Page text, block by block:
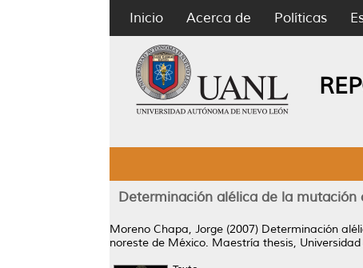
Inicio Acerca de Políticas
Determinación alélica de la mutación
Moreno Chapa, Jorge (2007) Determinación
noreste de México. Maestría thesis,